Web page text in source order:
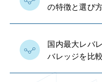
の特徴と選び
国内最大レバ
バレッジを比